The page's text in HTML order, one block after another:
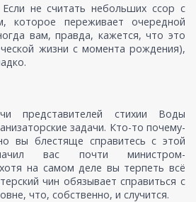
Если не считать небольших ссор с
которое переживает очередной
вам, правда, кажется, что это
жизни с момента рождения),
представителей стихии Воды
задачи. Кто-то почему-
вы блестяще справитесь с этой
вас почти министром-
на самом деле вы терпеть всё
чин обязывает справиться с
что, собственно, и случится.